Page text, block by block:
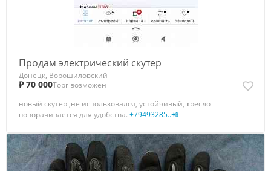
Продам электрический скутер
Донецк, Ворошиловский
₽ 70 000Торг возможен
новый скутер ,не использовался, устойчивый, кресло
поворачивается для удобства. +79493285..📲